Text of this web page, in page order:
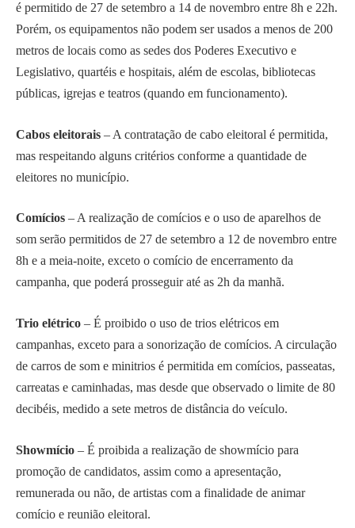
é permitido de 27 de setembro a 14 de novembro entre 8h e 22h.
Porém, os equipamentos não podem ser usados a menos de 200
metros de locais como as sedes dos Poderes Executivo e
Legislativo, quartéis e hospitais, além de escolas, bibliotecas
públicas, igrejas e teatros (quando em funcionamento).
Cabos eleitorais – A contratação de cabo eleitoral é permitida,
mas respeitando alguns critérios conforme a quantidade de
eleitores no município.
Comícios – A realização de comícios e o uso de aparelhos de
som serão permitidos de 27 de setembro a 12 de novembro entre
8h e a meia-noite, exceto o comício de encerramento da
campanha, que poderá prosseguir até as 2h da manhã.
Trio elétrico – É proibido o uso de trios elétricos em
campanhas, exceto para a sonorização de comícios. A circulação
de carros de som e minitrios é permitida em comícios, passeatas,
carreatas e caminhadas, mas desde que observado o limite de 80
decibéis, medido a sete metros de distância do veículo.
Showmício – É proibida a realização de showmício para
promoção de candidatos, assim como a apresentação,
remunerada ou não, de artistas com a finalidade de animar
comício e reunião eleitoral.